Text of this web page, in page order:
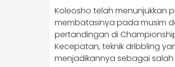
Koleosho telah menunjukkan
membatasinya pada musim
pertandingan di
Kecepatan, teknik dribbling
menjadikannya sebagai